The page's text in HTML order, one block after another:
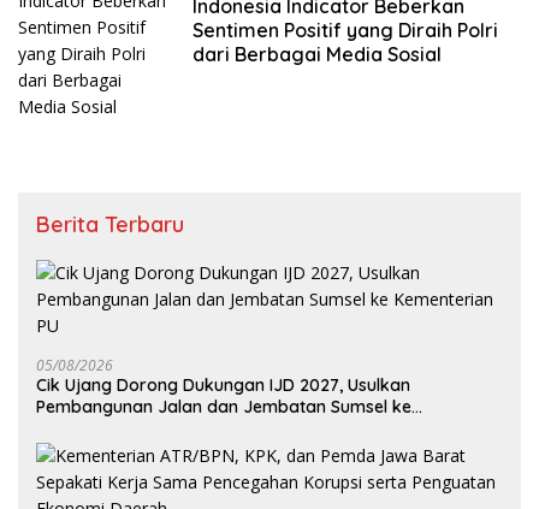
Indonesia Indicator Beberkan
Sentimen Positif yang Diraih Polri
dari Berbagai Media Sosial
Berita Terbaru
05/08/2026
Cik Ujang Dorong Dukungan IJD 2027, Usulkan
Pembangunan Jalan dan Jembatan Sumsel ke